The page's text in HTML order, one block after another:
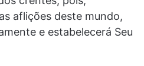
aflições deste mundo,
e estabelecerá Seu